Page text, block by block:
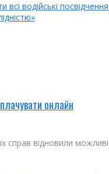
водійські посвідчення
онлайн
справ відновили